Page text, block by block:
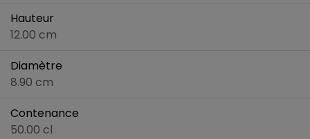
Hauteur
12.00 cm
Diamètre
8.90 cm
Contenance
50.00 cl